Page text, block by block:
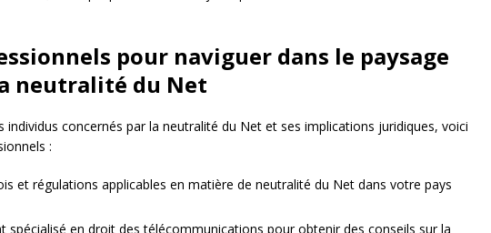
pour naviguer dans le paysage
neutralité du Net
individus concernés par la neutralité du Net et ses implications juridiques, voici
:
et régulations applicables en matière de neutralité du Net dans votre pays
spécialisé en droit des télécommunications pour obtenir des conseils sur la